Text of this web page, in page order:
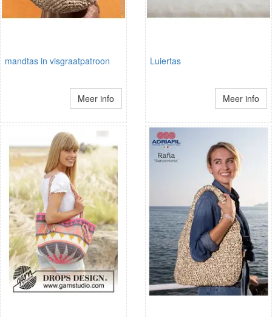
mandtas in visgraatpatroon
Meer info
Luiertas
Meer info